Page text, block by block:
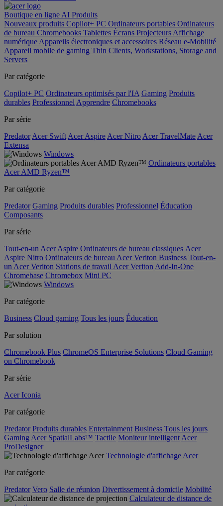
Boutique en ligne AI Produits
Nouveaux produits Copilot+ PC Ordinateurs portables Ordinateurs
de bureau Chromebooks Tablettes Écrans Projecteurs Affichage
numérique Appareils électroniques et accessoires Réseau e-Mobilité
Appareil mobile de gaming Thin Clients, Workstations, Storage and
Servers
Par catégorie
Copilot+ PC Ordinateurs optimisés par l'IA Gaming Produits
durables Professionnel Apprendre Chromebooks
Par série
Predator Acer Swift Acer Aspire Acer Nitro Acer TravelMate Acer
Extensa
Windows
Ordinateurs portables
Acer AMD Ryzen™
Par catégorie
Predator Gaming Produits durables Professionnel Éducation
Composants
Par série
Tout-en-un Acer Aspire Ordinateurs de bureau classiques Acer
Aspire Nitro Ordinateurs de bureau Acer Veriton Business Tout-en-
un Acer Veriton Stations de travail Acer Veriton Add-In-One
Chromebase Chromebox Mini PC
Windows
Par catégorie
Business Cloud gaming Tous les jours Éducation
Par solution
Chromebook Plus ChromeOS Enterprise Solutions Cloud Gaming
on Chromebook
Par série
Acer Iconia
Par catégorie
Predator Produits durables Entertainment Business Tous les jours
Gaming Acer SpatialLabs™ Tactile Moniteur intelligent Acer
ProDesigner
Technologie d'affichage Acer
Par catégorie
Predator Vero Salle de réunion Divertissement à domicile Mobilité
Calculateur de distance de